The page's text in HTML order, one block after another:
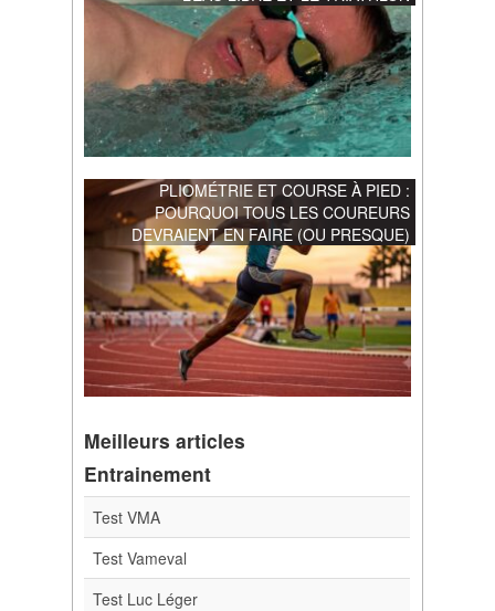
PLIOMÉTRIE ET COURSE À PIED :
POURQUOI TOUS LES COUREURS
DEVRAIENT EN FAIRE (OU PRESQUE)
Meilleurs articles
Entrainement
Test VMA
Test Vameval
Test Luc Léger